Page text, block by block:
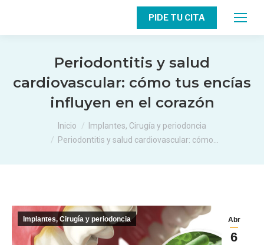
PIDE TU CITA
Periodontitis y salud
cardiovascular: cómo tus encías
influyen en el corazón
Estás aquí:Inicio
Implantes, Cirugía y periodoncia
Periodontitis y salud cardiovascular: cómo…
Abr
6
Implantes, Cirugía y periodoncia